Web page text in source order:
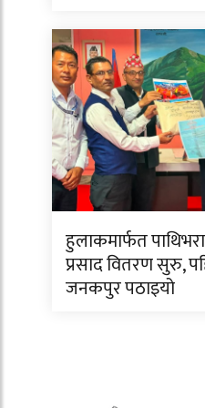
हुलाकमार्फत
प्रसाद वितरण सुरु,
जनकपुर पठाइयो